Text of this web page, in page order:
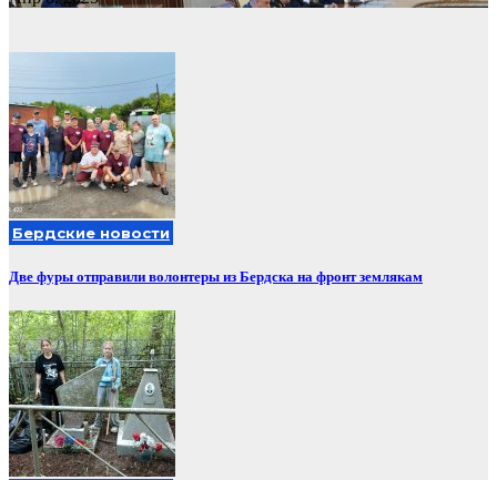
Бердские новости
Две фуры отправили волонтеры из Бердска на фронт землякам